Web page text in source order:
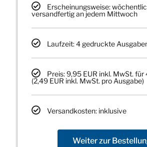
Erscheinungsweise:
versandfertig an jedem Mittwoch
Laufzeit: 4 gedruckte
Preis: 9,95 EUR inkl. MwSt. für
(2,49 EUR inkl. MwSt. pro Ausgabe)
Versandkosten: inklusive
Weiter zur